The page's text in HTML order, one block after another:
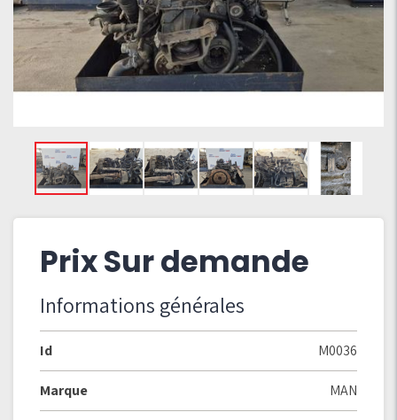
Prix Sur demande
Informations générales
Id M0036
Marque MAN